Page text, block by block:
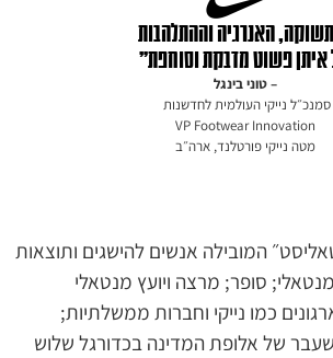
האנרגיה וההתלהבות
פשוט מדבקת וסוחפת״
– טוני בינגל
נייקי העולמית לחדשנות
VP Footwear Innovation
מטה נייקיפורטלנד, ארה״ב
המובילה אנשים להישגים ותוצאות
סופר; מרצה ויועץ מנטאלי
כמו נייקי וחברות ממשלתיות;
של אלופת המדינה בכדורגל שלוש